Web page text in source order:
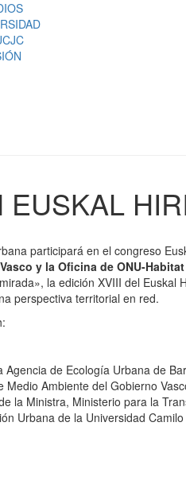
EUSKAL
participará en el congreso
y la Oficina de ONU-
la edición XVIII del Euskal
perspectiva territorial en red.
Agencia de Ecología Urbana de
Ambiente del Gobierno
la Ministra, Ministerio para la
Urbana de la Universidad